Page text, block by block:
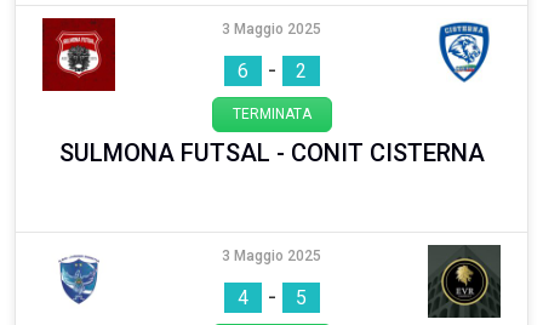
3 Maggio 2025
6 - 2
SULMONA FUTSAL - CONIT CISTERNA
TERMINATA
3 Maggio 2025
4 - 5